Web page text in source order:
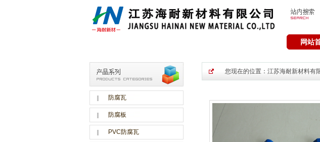
网站
您现在的位置： 江苏海耐新材料有
防腐瓦
防腐板
PVC防腐瓦